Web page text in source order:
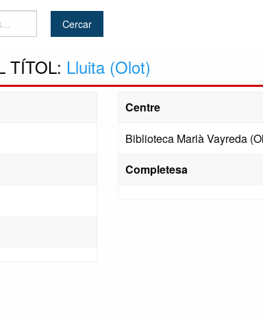
TÍTOL: Lluita (Olot)
Centre
Biblioteca Marià Vayreda
Completesa